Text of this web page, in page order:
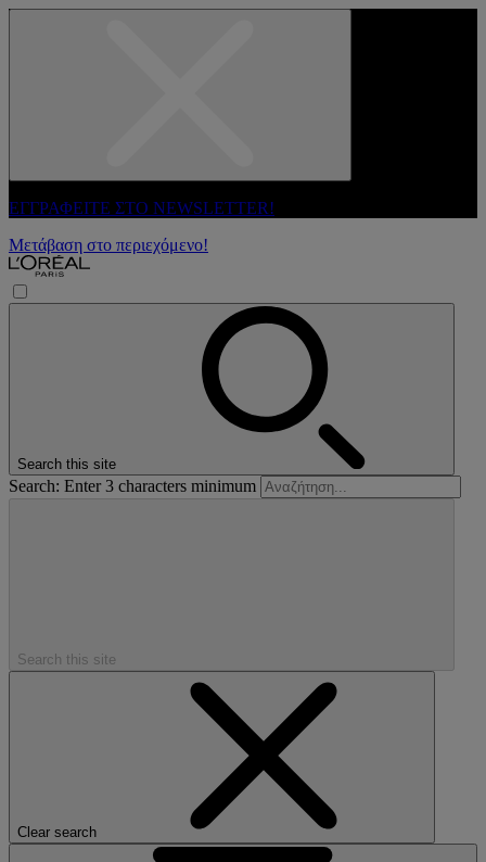
ΕΓΓΡΑΦΕΙΤΕ ΣΤΟ NEWSLETTER!
Μετάβαση στο περιεχόμενο!
Search this site
Search: Enter 3 characters minimum
Search this site
Clear search